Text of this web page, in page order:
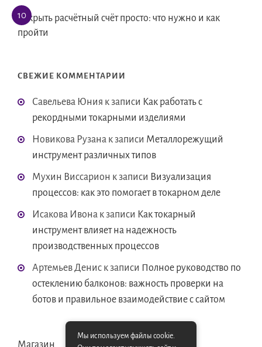
Открыть расчётный счёт просто: что нужно и как
пройти
СВЕЖИЕ КОММЕНТАРИИ
Савельева Юния к записи Как работать с
рекордными токарными изделиями
Новикова Рузана к записи Металлорежущий
инструмент различных типов
Мухин Виссарион к записи Визуализация
процессов: как это помогает в токарном деле
Исакова Ивона к записи Как токарный
инструмент влияет на надежность
производственных процессов
Артемьев Денис к записи Полное руководство по
остеклению балконов: важность проверки на
ботов и правильное взаимодействие с сайтом
Магазин
Мы используем файлы cookie.